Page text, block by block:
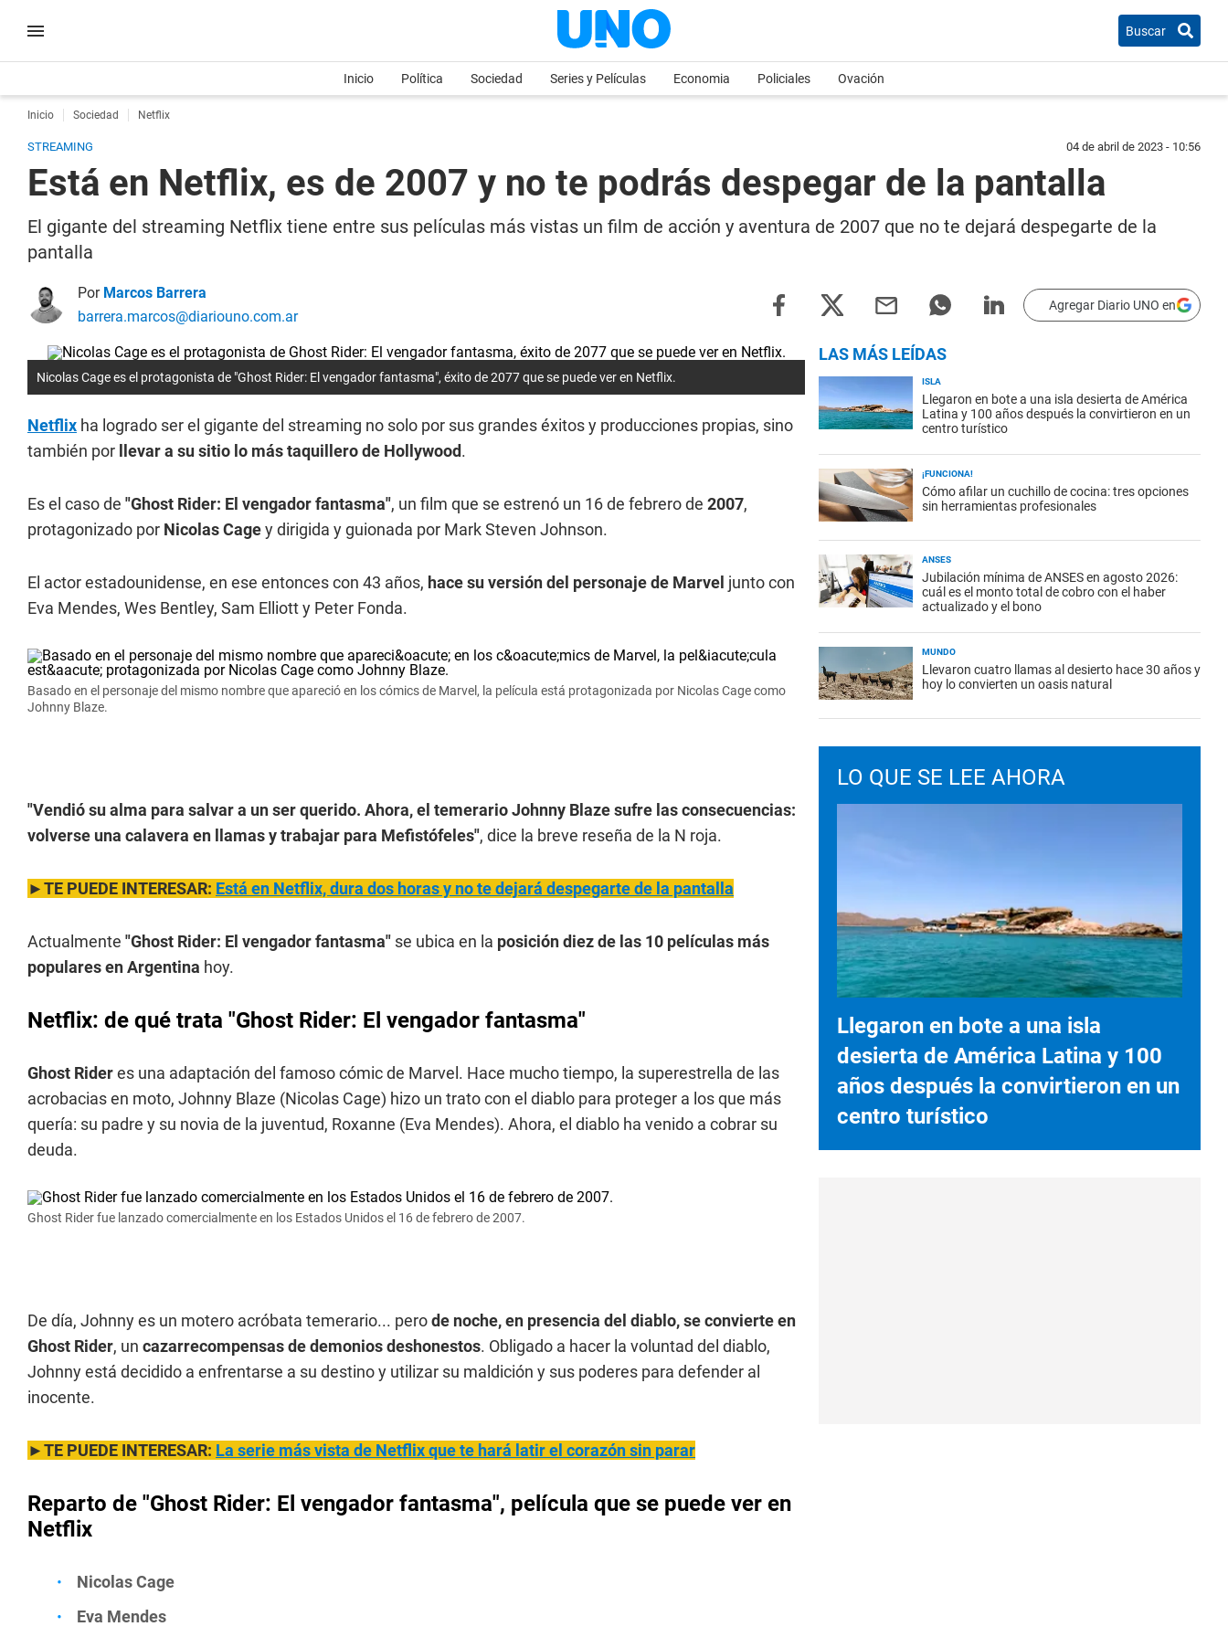
Buscar
Inicio Política Sociedad Series y Películas Economia Policiales Ovación
Inicio Sociedad Netflix
STREAMING 04 de abril de 2023 - 10:56
Está en Netflix, es de 2007 y no te podrás despegar de la pantalla
El gigante del streaming Netflix tiene entre sus películas más vistas un film de acción y aventura de 2007 que no te dejará despegarte de la
pantalla
Por Marcos Barrera
barrera.marcos@diariouno.com.ar
Agregar Diario UNO en
Nicolas Cage es el protagonista de "Ghost Rider: El vengador fantasma", éxito de 2077 que se puede ver en Netflix.
Netflix ha logrado ser el gigante del streaming no solo por sus grandes éxitos y producciones propias, sino
también por
llevar a su sitio lo más taquillero de Hollywood.
Es el caso de "Ghost Rider: El vengador fantasma", un film que se estrenó un 16 de febrero de 2007,
protagonizado por Nicolas Cagey dirigida y guionada por Mark Steven Johnson.
El actor estadounidense, en ese entonces con 43 años, hace su versión del personaje de Marvel junto con
Eva Mendes, Wes Bentley, Sam Elliott y Peter Fonda.
Basado en el personaje del mismo nombre que apareció en los cómics de Marvel, la película está protagonizada por Nicolas Cage como
Johnny Blaze.
"Vendió su alma para salvar a un ser querido. Ahora, el temerario Johnny Blaze sufre las consecuencias:
volverse una calavera en llamas y trabajar para Mefistófeles", dice la breve reseña de la N roja.
►TE PUEDE INTERESAR: Está en Netflix, dura dos horas y no te dejará despegarte de la pantalla
Actualmente "Ghost Rider: El vengador fantasma" se ubica en la posición diez de las 10 películas más
populares en Argentina hoy.
Netflix: de qué trata "Ghost Rider: El vengador fantasma"
Ghost Rideres una adaptación del famoso cómic de Marvel. Hace mucho tiempo, la superestrella de las
acrobacias en moto, Johnny Blaze (Nicolas Cage) hizo un trato con el diablo para proteger a los que más
quería: su padre y su novia de la juventud, Roxanne (Eva Mendes). Ahora, el diablo ha venido a cobrar su
deuda.
Ghost Rider fue lanzado comercialmente en los Estados Unidos el 16 de febrero de 2007.
De día, Johnny es un motero acróbata temerario... perode noche, en presencia del diablo, se convierte en
Ghost Rider, un cazarrecompensas de demonios deshonestos. Obligado a hacer la voluntad del diablo,
Johnny está decidido a enfrentarse a su destino y utilizar su maldición y sus poderes para defender al
inocente.
►TE PUEDE INTERESAR: La serie más vista de Netflix que te hará latir el corazón sin parar
Reparto de "Ghost Rider: El vengador fantasma", película que se puede ver en
Netflix
Nicolas Cage
Eva Mendes
LAS MÁS LEÍDAS
ISLA
Llegaron en bote a una isla desierta de América
Latina y 100 años después la convirtieron en un
centro turístico
¡FUNCIONA!
Cómo afilar un cuchillo de cocina: tres opciones
sin herramientas profesionales
ANSES
Jubilación mínima de ANSES en agosto 2026:
cuál es el monto total de cobro con el haber
actualizado y el bono
MUNDO
Llevaron cuatro llamas al desierto hace 30 años y
hoy lo convierten un oasis natural
LO QUE SE LEE AHORA
Llegaron en bote a una isla
desierta de América Latina y 100
años después la convirtieron en un
centro turístico